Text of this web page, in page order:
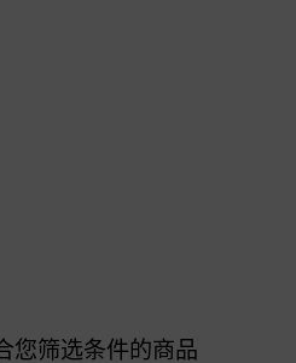
您筛选条件的商品